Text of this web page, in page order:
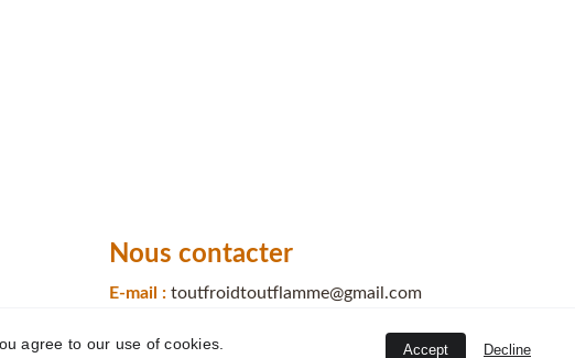
E-mail : toutfroidtoutflamme@gmail.com
Nous contacter
agree to our use of cookies. Accept Decline